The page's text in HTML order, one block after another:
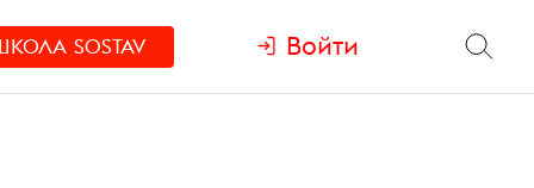
SOSTAV Войти